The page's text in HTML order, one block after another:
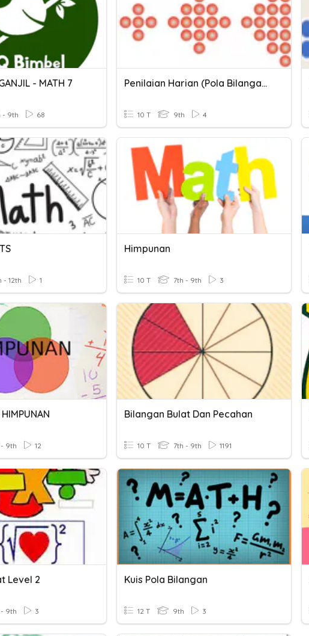
- MATH 7
- 9th 68
Penilaian Harian (Pola Bilangan)
10 T 9th 4
- 12th 1
Himpunan
10 T 7th - 9th 3
9th 12
Bilangan Bulat Dan Pecahan
10 T 7th - 9th 1191
Level 2
9th 3
Kuis Pola Bilangan
12 T 9th 3